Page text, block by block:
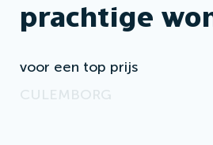
prachtige
voor een top prijs
CULEMBORG